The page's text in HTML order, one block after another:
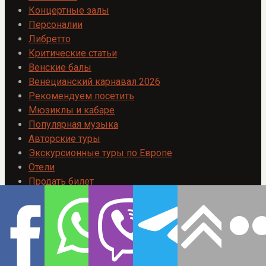
Концертные залы
Персоналии
Либретто
Критические статьи
Венские балы
Венецианский карнавал 2026
Рекомендуем посетить
Мюзиклы и кабаре
Популярная музыка
Авторские туры
Экскурсионные туры по Европе
Отели
Продать билет
Как оплатить
Политика в отношении обработки персональных
данных
Все права защищены. Материалы сайта www.binoculars-